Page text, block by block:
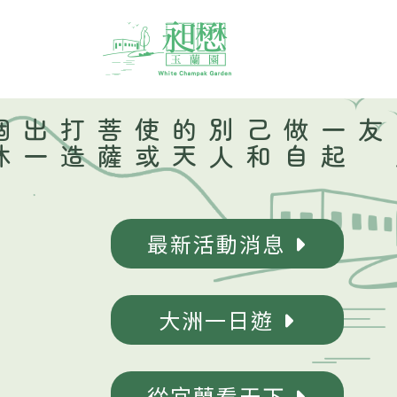
友
一
起
做
自
己
和
別
人
的
天
使
或
菩
薩
打
造
出
一
個
休
閒
、
養生
、
創業
最新活動消息
大洲一日遊